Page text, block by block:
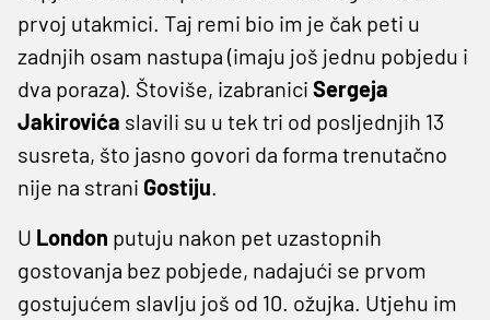
prvoj utakmici. Taj remi bio im je čak peti u
zadnjih osam nastupa (imaju još jednu pobjedu i
dva poraza). Štoviše, izabranici Sergeja
Jakirovića slavili su u tek tri od posljednjih 13
susreta, što jasno govori da forma trenutačno
nije na strani Gostiju.
U London putuju nakon pet uzastopnih
gostovanja bez pobjede, nadajući se prvom
gostujućem slavlju još od 10. ožujka. Utjehu im